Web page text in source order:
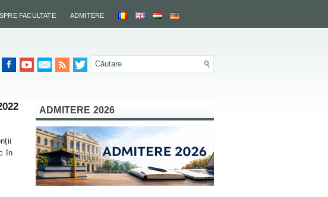
FACULTATE ADMITERE
în
ADMITERE 2026